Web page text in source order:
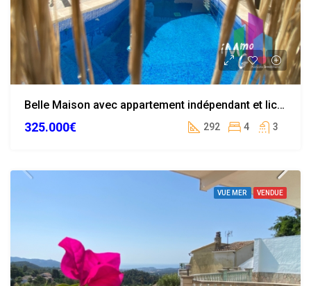
Belle Maison avec appartement indépendant et licence touristique
325.000€ 292 4 3
VUE MER VENDUE